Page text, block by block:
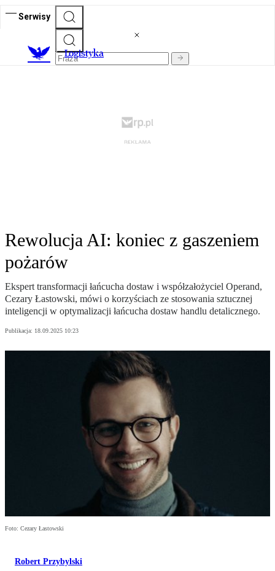
Serwisy
Logistyka
Rewolucja AI: koniec z gaszeniem
pożarów
Ekspert transformacji łańcucha dostaw i współzałożyciel Operand,
Cezary Łastowski, mówi o korzyściach ze stosowania sztucznej
inteligencji w optymalizacji łańcucha dostaw handlu detalicznego.
Publikacja: 18.09.2025 10:23
Foto: Cezary Łastowski
Robert Przybylski